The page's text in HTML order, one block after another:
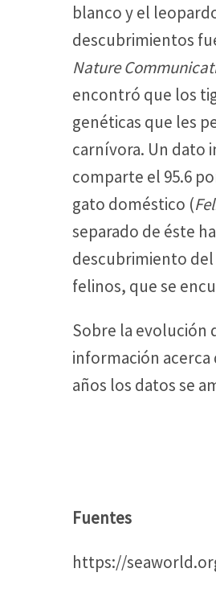
blanco y el
descubrimientos
Nature
encontró que los
genéticas que les
carnívora. Un dato
comparte el 95.6
gato doméstico (
separado de éste
descubrimiento
felinos, que se
Sobre la evolución
información acerca
años los datos se
Fuentes
https://